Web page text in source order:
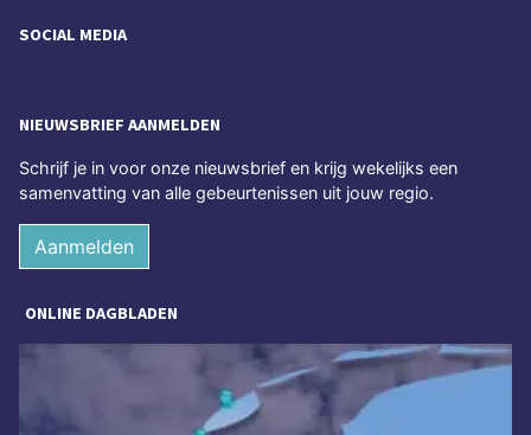
SOCIAL MEDIA
NIEUWSBRIEF AANMELDEN
Schrijf je in voor onze nieuwsbrief en krijg wekelijks een
samenvatting van alle gebeurtenissen uit jouw regio.
Aanmelden
ONLINE DAGBLADEN